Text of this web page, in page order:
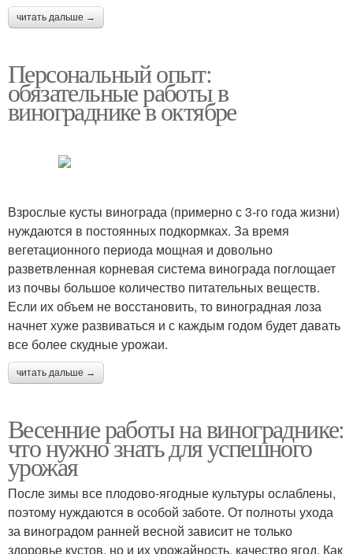
читать дальше →
Персональный опыт:
обязательные работы в
винограднике в октябре
Взрослые кусты винограда (примерно с 3-го года жизни)
нуждаются в постоянных подкормках. За время
вегетационного периода мощная и довольно
разветвленная корневая система винограда поглощает
из почвы большое количество питательных веществ.
Если их объем не восстановить, то виноградная лоза
начнет хуже развиваться и с каждым годом будет давать
все более скудные урожаи.
читать дальше →
Весенние работы на винограднике:
что нужно знать для успешного
урожая
После зимы все плодово-ягодные культуры ослаблены,
поэтому нуждаются в особой заботе. От полноты ухода
за виноградом ранней весной зависит не только
здоровье кустов, но и их урожайность, качество ягод. Как